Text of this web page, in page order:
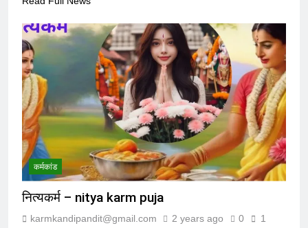
संविधान, लोकतंत्र, स्वतंत्रता, समानता का
अनर्थ – रसातल जाता समाज
7 Months Ago
कर्मकांड
नित्यकर्म – nitya karm puja
karmkandipandit@gmail.com 2 years ago 0
1